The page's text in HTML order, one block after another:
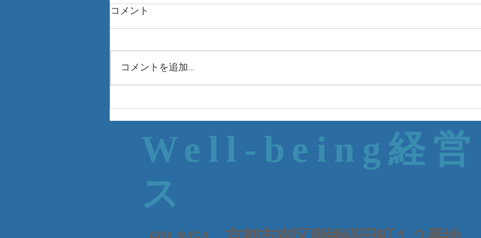
コメント
コメントを追加…
Well-being経営
ス